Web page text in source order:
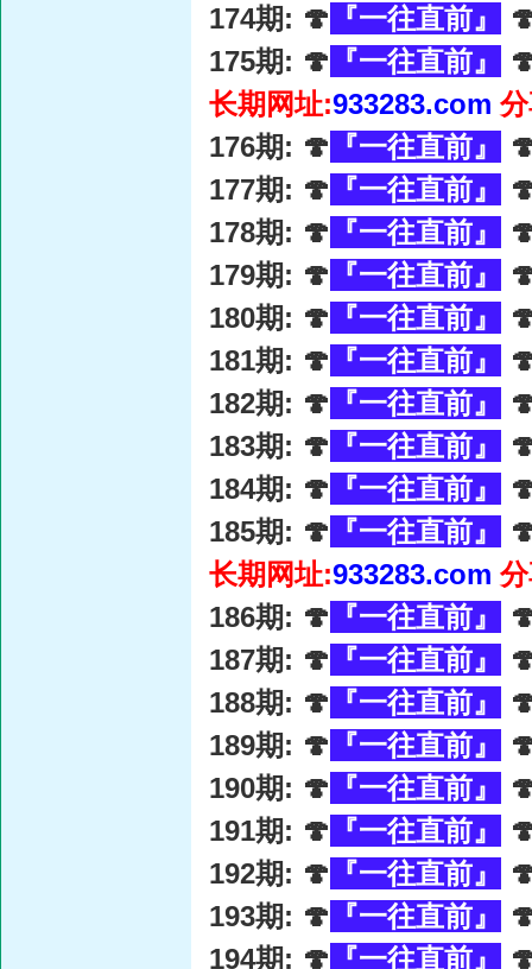
174期: 🍄 『一往直前』
175期: 🍄 『一往直前』
长期网址:933283.com
176期: 🍄 『一往直前』
177期: 🍄 『一往直前』
178期: 🍄 『一往直前』
179期: 🍄 『一往直前』
180期: 🍄 『一往直前』
181期: 🍄 『一往直前』
182期: 🍄 『一往直前』
183期: 🍄 『一往直前』
184期: 🍄 『一往直前』
185期: 🍄 『一往直前』
长期网址:933283.com
186期: 🍄 『一往直前』
187期: 🍄 『一往直前』
188期: 🍄 『一往直前』
189期: 🍄 『一往直前』
190期: 🍄 『一往直前』
191期: 🍄 『一往直前』
192期: 🍄 『一往直前』
193期: 🍄 『一往直前』
194期: 🍄 『一往直前』